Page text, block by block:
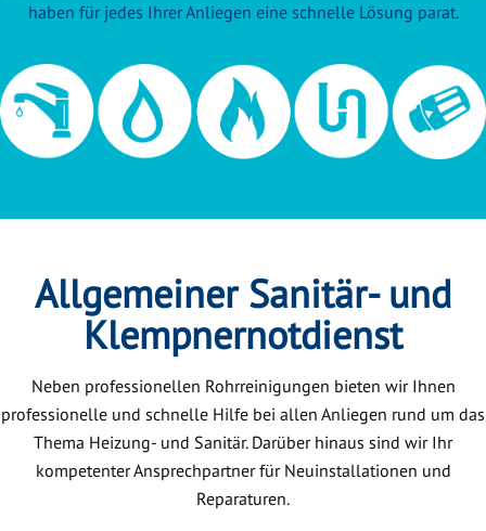
haben für jedes Ihrer Anliegen eine schnelle Lösung parat.
Allgemeiner Sanitär- und
Klempnernotdienst
Neben professionellen Rohrreinigungen bieten wir Ihnen
professionelle und schnelle Hilfe bei allen Anliegen rund um das
Thema Heizung- und Sanitär. Darüber hinaus sind wir Ihr
kompetenter Ansprechpartner für Neuinstallationen und
Reparaturen.